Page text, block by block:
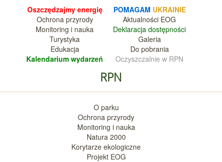
Oszczędzajmy energię
Ochrona przyrody
Monitoring i nauka
Turystyka
Edukacja
Kalendarium wydarzeń
POMAGAM UKRAINIE
Aktualności EOG
Deklaracja dostępności
Galeria
Do pobrania
Oczyszczalnie w RPN
RPN
O parku
Ochrona przyrody
Monitoring i nauka
Natura 2000
Korytarze ekologiczne
Projekt EOG